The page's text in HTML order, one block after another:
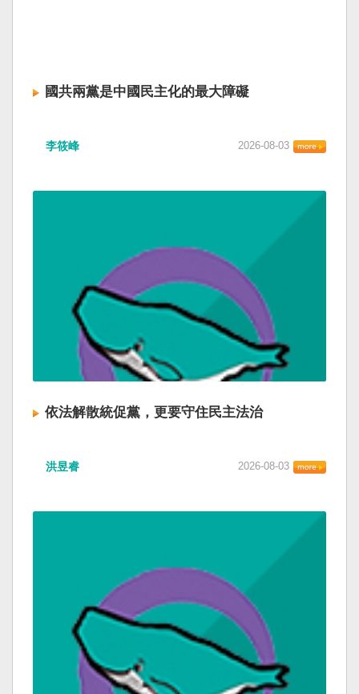
國共兩黨是中國民主化的最大障礙
李筱峰 2026-08-03
依法解散統促黨，更要守住民主法治
洪昱睿 2026-08-03